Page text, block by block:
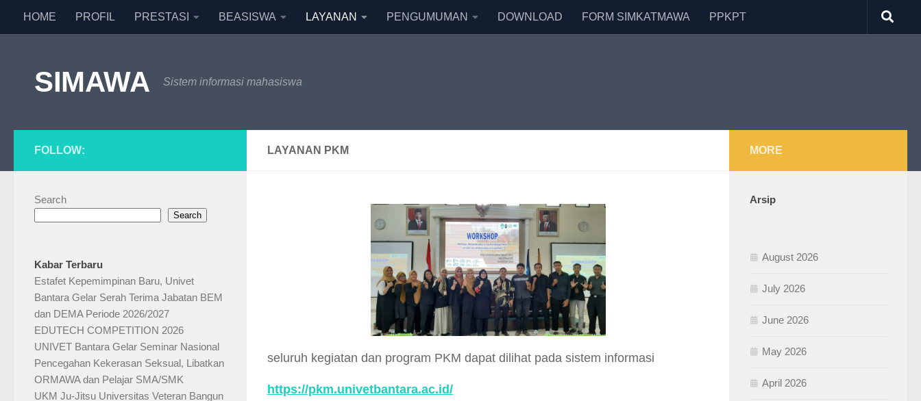
Skip to content
HOME PROFIL PRESTASI BEASISWA LAYANAN PENGUMUMAN DOWNLOAD FORM SIMKATMAWA PPKPT
SIMAWA Sistem informasi mahasiswa
LAYANAN PKM
seluruh kegiatan dan program PKM dapat dilihat pada sistem informasi
https://pkm.univetbantara.ac.id/
FOLLOW:
Search
Search
Kabar Terbaru
Estafet Kepemimpinan Baru, Univet
Bantara Gelar Serah Terima Jabatan BEM
dan DEMA Periode 2026/2027
EDUTECH COMPETITION 2026
UNIVET Bantara Gelar Seminar Nasional
Pencegahan Kekerasan Seksual, Libatkan
ORMAWA dan Pelajar SMA/SMK
UKM Ju-Jitsu Universitas Veteran Bangun
MORE
Arsip
August 2026
July 2026
June 2026
May 2026
April 2026